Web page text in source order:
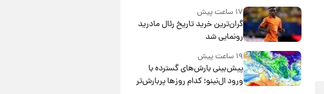
۱۷ ساعت پیش
گران‌ترین خرید تاریخ رئال مادرید
رونمایی شد
۱۹ ساعت پیش
پیش‌بینی بارش‌های گسترده با
ورود ال‌نینو؛ کدام روزها پربارش‌تر